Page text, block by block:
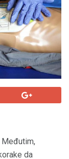
Međutim,
da